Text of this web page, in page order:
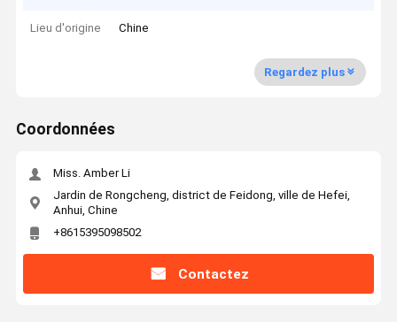
Lieu d'origine Chine
Regardez plus
Coordonnées
Miss. Amber Li
Jardin de Rongcheng, district de Feidong, ville de Hefei,
Anhui, Chine
+8615395098502
Contactez